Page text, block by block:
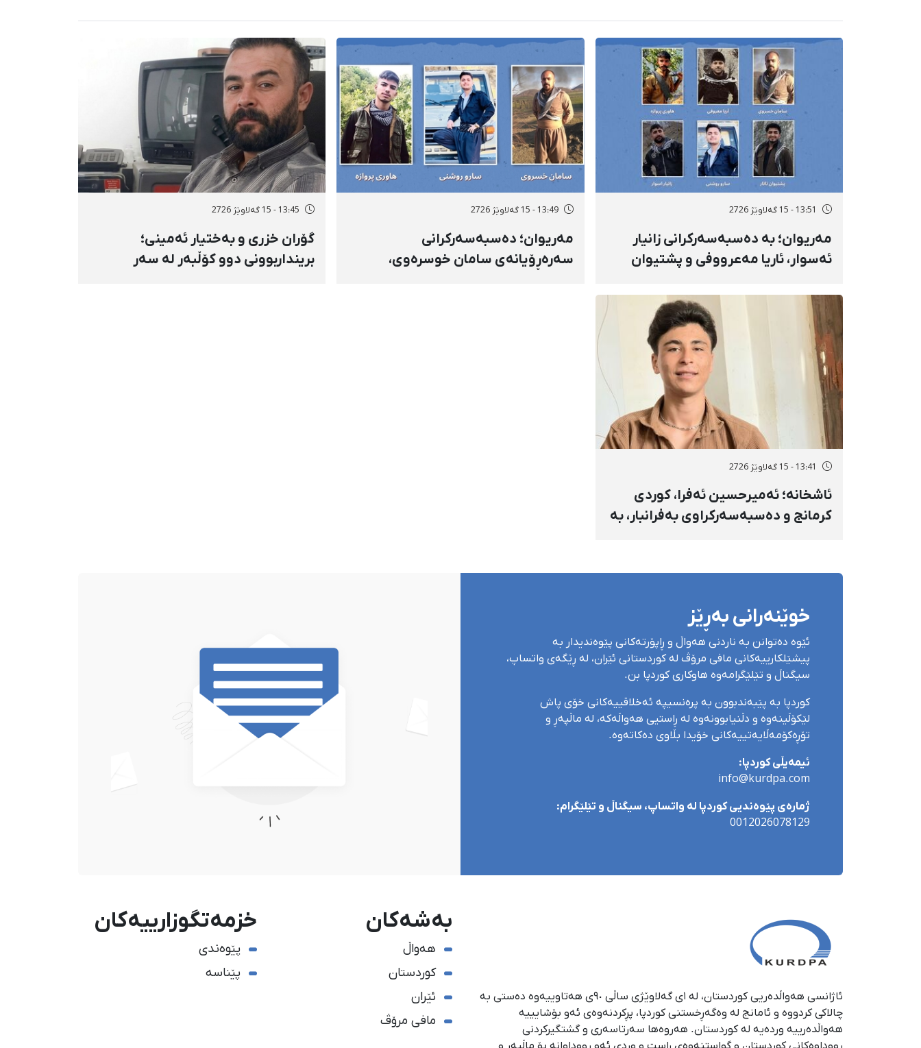
13:51 - 15 گەلاوێژ 2726
مەریوان؛ بە دەسبەسەرکرانی زانیار
ئەسوار، ئاریا مەعرووفی و پشتیوان
سەرەڕۆیانە لە ئاوایی «نێ» بۆ شەش
کەس زیادی کرد
13:49 - 15 گەلاوێژ 2726
مەریوان؛ دەسبەسەرکرانی
سەرەڕۆیانەی سامان خوسرەوی،
13:45 - 15 گەلاوێژ 2726
گۆران خزری و بەختیار ئەمینی؛
برینداربوونی دوو کۆڵبەر لە سەر
13:41 - 15 گەلاوێژ 2726
ئاشخانە؛ ئەمیرحسین ئەفرا، کوردی
کرمانج و دەسبەسەرکراوی بەفرانبار، بە
خوێنەرانی بەڕێز
ئێوە دەتوانن بە ناردنی هەواڵ و ڕاپۆرتەکانی پێوەندیدار بە
پیشێلکارییەکانی مافی مرۆڤ لە کوردستانی ئێران، لە ڕێگەی واتساپ،
سیگناڵ و تێلێگرامەوە هاوکاری کوردپا بن.
کوردپا بە پێبەندبوون بە پرەنسیپە ئەخلاقییەکانی خۆی پاش
لێکۆڵینەوە و دڵنیابوونەوە لە ڕاستیی هەواڵەکە، لە ماڵپەڕ و
تۆڕەکۆمەڵایەتییەکانی خۆیدا بڵاوی دەکاتەوە.
ئیمەیڵی کوردپا:
info@kurdpa.com
ژمارەی پێوەندیی کوردپا لە واتساپ، سیگناڵ و تێلێگرام:
0012026078129
ئاژانسی هەواڵدەریی کوردستان، لە ١ی گەلاوێژی ساڵی ٩٠ی هەتاوییەوە دەستی بە
چالاکی کردووە و ئامانج لە وەگەڕخستنی كوردپا، پڕكردنەوەی ئەو بۆشایییە
هەواڵدەرییە وردەیە لە كوردستان. هەروەها سەرتاسەری و گشتگیركردنی
بەشەکان
هەواڵ
کوردستان
ئێران
مافی مرۆڤ
خزمەتگوزارییەکان
پێوەندی
پێناسە